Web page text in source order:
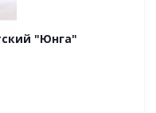
"Юнга"